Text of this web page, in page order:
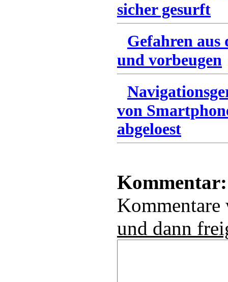
sicher gesurft
Gefahren
und vorbeugen
von
abgeloest
Kommentar:
und dann